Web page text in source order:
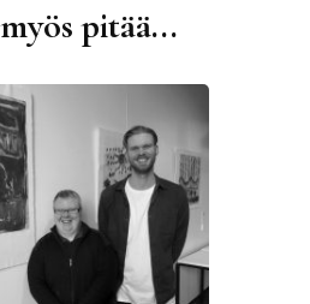
pitää...